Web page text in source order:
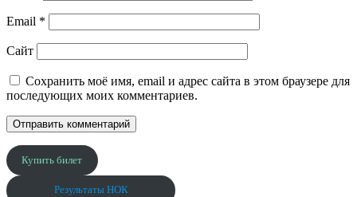
Email *
Сайт
Сохранить моё имя, email и адрес сайта в этом браузере для
последующих моих комментариев.
Купить билет
Результаты НОК